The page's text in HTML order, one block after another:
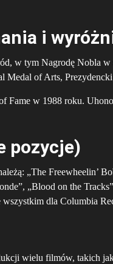
i
w tym Nagrodę Nobla
Medal of Arts,
Fame w 1988 roku.
pozycje)
„The Freewheelin’
„Blood on the
dla Columbia
wielu filmów, takich